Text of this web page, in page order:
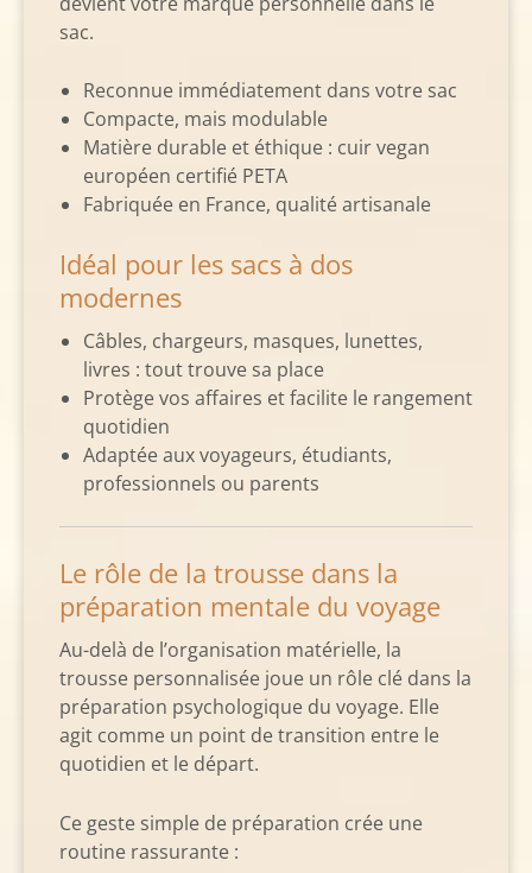
sac.
Reconnue immédiatement dans votre sac
Compacte, mais modulable
Matière durable et éthique : cuir vegan
européen certifié PETA
Fabriquée en France, qualité artisanale
Idéal pour les sacs à dos
modernes
Câbles, chargeurs, masques, lunettes,
livres : tout trouve sa place
Protège vos affaires et facilite le rangement
quotidien
Adaptée aux voyageurs, étudiants,
professionnels ou parents
Le rôle de la trousse dans la
préparation mentale du voyage
Au-delà de l’organisation matérielle, la
trousse personnalisée joue un rôle clé dans la
préparation psychologique du voyage. Elle
agit comme un point de transition entre le
quotidien et le départ.
Ce geste simple de préparation crée une
routine rassurante :